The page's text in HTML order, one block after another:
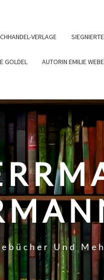
VERLAGE
GOLDEL AUTORIN EMILIE
Und